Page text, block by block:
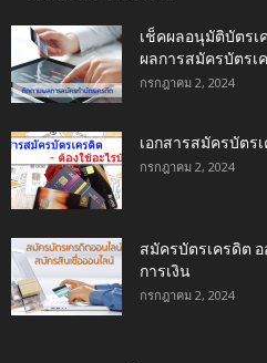
เช็คผลอนุมัติบัตรเ
ผลการสมัครบัตรเ
กรกฎาคม 2, 2024
เอกสารสมัครบัตร
กรกฎาคม 2, 2024
สมัครบัตรเครดิต
การเงิน
กรกฎาคม 2, 2024